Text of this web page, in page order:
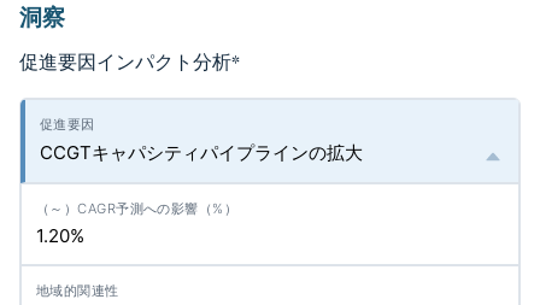
洞察
促進要因インパクト分析*
CCGTキャパシティパイプラインの拡大
1.20%